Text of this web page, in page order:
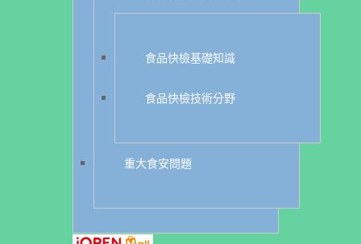
食品快檢基礎知識
食品快檢技術分野
重大食安問題